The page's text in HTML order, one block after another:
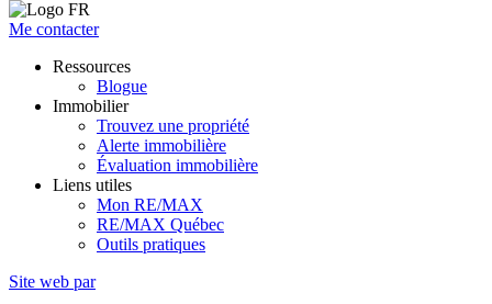
Me contacter
Ressources
Blogue
Immobilier
Trouvez une propriété
Alerte immobilière
Évaluation immobilière
Liens utiles
Mon RE/MAX
RE/MAX Québec
Outils pratiques
Site web par